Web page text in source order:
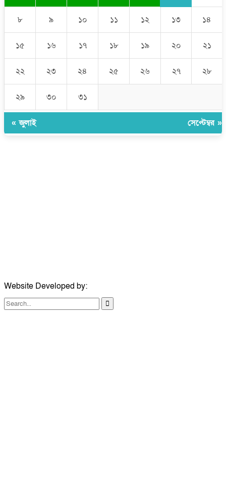
৮ ৯ ১০ ১১ ১২ ১৩ ১৪
১৫ ১৬ ১৭ ১৮ ১৯ ২০ ২১
২২ ২৩ ২৪ ২৫ ২৬ ২৭ ২৮
২৯ ৩০ ৩১
« জুলাই সেপ্টেম্বর »
Website Developed by: